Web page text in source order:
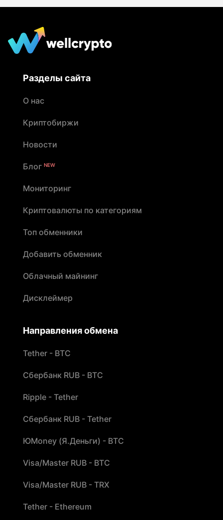
Разделы сайта
О нас
Криптобиржи
Новости
Блог NEW
Мониторинг
Криптовалюты по категориям
Топ обменники
Добавить обменник
Облачный майнинг
Дисклеймер
Направления обмена
Tether - BTC
Сбербанк RUB - BTC
Ripple - Tether
Сбербанк RUB - Tether
ЮMoney (Я.Деньги) - BTC
Visa/Master RUB - BTC
Visa/Master RUB - TRX
Tether - Ethereum